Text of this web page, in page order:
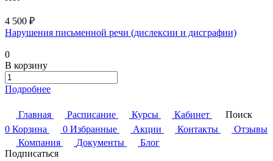
4 500 ₽
Нарушения письменной речи (дислексии и дисграфии)
0
В корзину
Подробнее
Главная Расписание Курсы Кабинет
Поиск
0 Корзина 0 Избранные Акции Контакты
Отзывы
Компания
Документы
Блог
Подписаться